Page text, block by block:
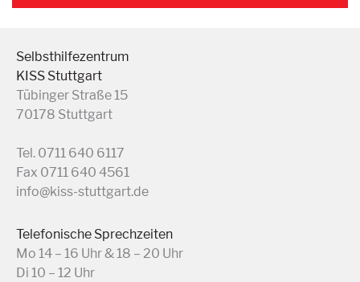
Selbsthilfezentrum
KISS Stuttgart
Tübinger Straße 15
70178 Stuttgart
Tel. 0711 640 6117
Fax 0711 640 4561
info@kiss-stuttgart.de
Telefonische Sprechzeiten
Mo 14 – 16 Uhr & 18 – 20 Uhr
Di 10 – 12 Uhr